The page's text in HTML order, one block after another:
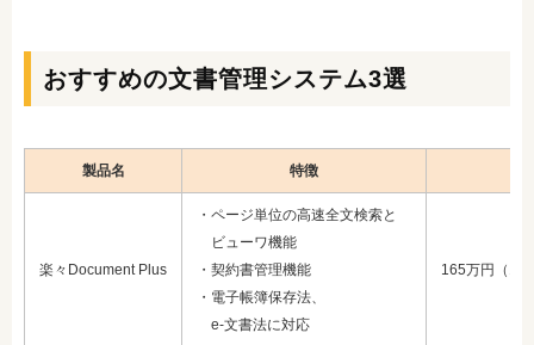
おすすめの文書管理システム3選
製品名 特徴
楽々Document Plus
・ページ単位の高速全文検索と
ビューワ機能
・契約書管理機能
・電子帳簿保存法、
e-文書法に対応
165万円（